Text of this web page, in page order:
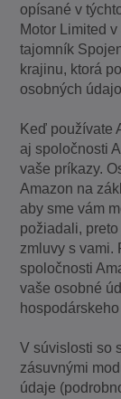
opísané v
Motor Limited
tajomník
krajinu, ktorá
osobných
Keď používate
aj spoločnosti
vaše príkazy.
Amazon na
aby sme vám
požiadali,
zmluvy s vami.
spoločnosti
vaše osobné
V súvislosti so
zásuvnými
údaje